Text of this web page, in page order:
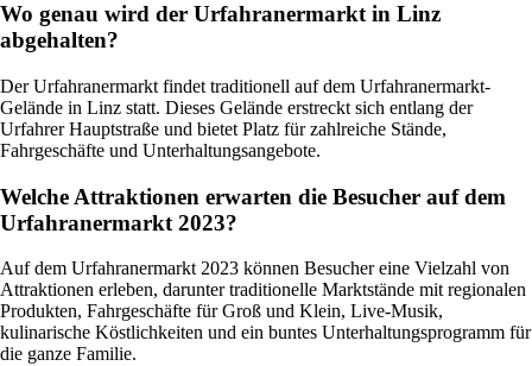
Wo genau wird der Urfahranermarkt in Linz
abgehalten?
Der Urfahranermarkt findet traditionell auf dem Urfahranermarkt-
Gelände in Linz statt. Dieses Gelände erstreckt sich entlang der
Urfahrer Hauptstraße und bietet Platz für zahlreiche Stände,
Fahrgeschäfte und Unterhaltungsangebote.
Welche Attraktionen erwarten die Besucher auf dem
Urfahranermarkt 2023?
Auf dem Urfahranermarkt 2023 können Besucher eine Vielzahl von
Attraktionen erleben, darunter traditionelle Marktstände mit regionalen
Produkten, Fahrgeschäfte für Groß und Klein, Live-Musik,
kulinarische Köstlichkeiten und ein buntes Unterhaltungsprogramm für
die ganze Familie.